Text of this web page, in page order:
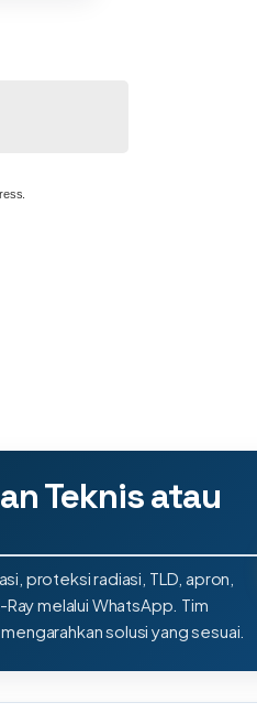
Teknis atau
proteksi radiasi, TLD, apron,
melalui WhatsApp. Tim
solusi yang sesuai.